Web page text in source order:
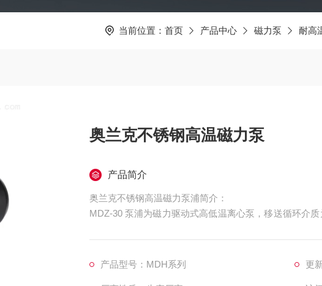
当前位置： 首页 产品中心 磁力泵 耐高
奥兰克不锈钢高温磁力泵
产品简介
奥兰克不锈钢高温磁力泵浦简介：
MDZ-30 泵浦为磁力驱动式高低温离心泵，移送循环介
范围： -100℃～
产品型号：MDH系列 更